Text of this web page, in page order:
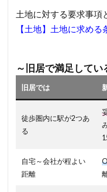
土地に対する要求事項
【土地】土地に求める
～旧居で満足して
旧居では
徒歩圏内に駅が2つあ
る
自宅～会社が程よい
距離